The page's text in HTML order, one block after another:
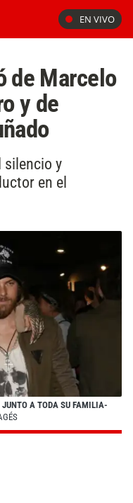
EN VIVO
de Marcelo
y de
silencio y
en el
JUNTO A TODA SU FAMILIA-